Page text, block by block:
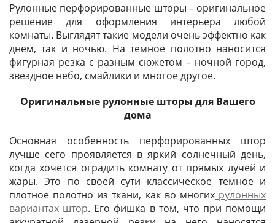
Рулонные перфорированные шторы – оригинальное
решение для оформления интерьера любой
комнаты. Выглядят такие модели очень эффектно как
днем, так и ночью. На темное полотно наносится
фигурная резка с разным сюжетом – ночной город,
звездное небо, смайлики и многое другое.
Оригинальные рулонные шторы для Вашего
дома
Основная особенность перфорированных штор
лучше сего проявляется в яркий солнечный день,
когда хочется оградить комнату от прямых лучей и
жары. Это по своей сути классическое темное и
плотное полотно из ткани, как во многихрулонных
вариантах штор. Его фишка в том, что при помощи